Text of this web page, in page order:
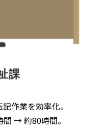
課
作業を効率化。
→ 約80時間。